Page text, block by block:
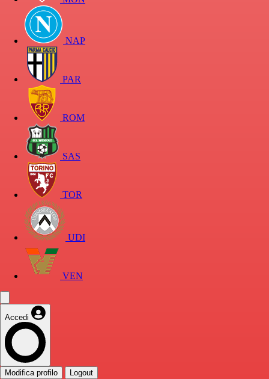
NAP
PAR
ROM
SAS
TOR
UDI
VEN
Accedi
Modifica profilo Logout